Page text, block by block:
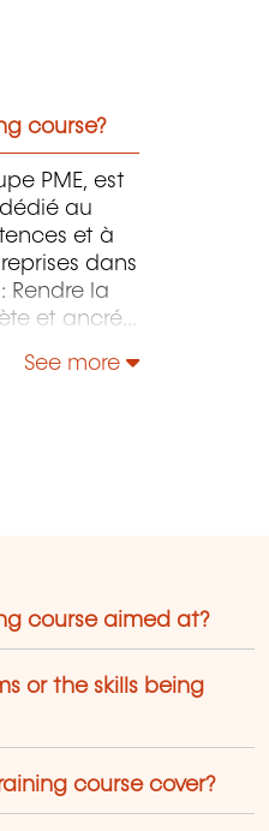
course?
PME, est
au
et à
dans
Rendre la
et ancrée
et
risques
Notre
entreprise
autant
de
See more
course aimed at?
or the skills being
course cover?